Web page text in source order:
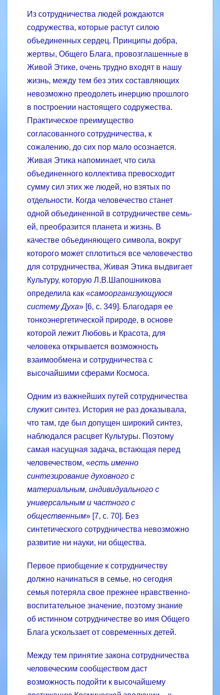
Из сотрудничества людей рождаются
содружества, которые растут силою
объединенных сердец. Принципы добра,
жертвы, Общего Блага, провозглашенные в
Живой Этике, очень трудно входят в нашу
жизнь, между тем без этих составляющих
невозможно преодолеть инерцию прошлого
в построении настоящего содружества.
Практическое преимущество
согласованного сотрудничества, к
сожалению, до сих пор мало осознается.
Живая Этика напоминает, что сила
объединенного коллектива превосходит
сумму сил этих же людей, но взятых по
отдельности. Когда человечество станет
одной объединенной в сотрудничестве семь­
ей, преобразится планета и жизнь. В
качестве объединяющего символа, вокруг
которого может сплотиться все человечество
для сотрудничества, Живая Этика выдвигает
Культуру, которую Л.В.Шапошникова
определила как «самоорганизующуюся
систему Духа» [6, с. 349]. Благодаря ее
тонкоэнергетической природе, в основе
которой лежит Любовь и Красота, для
человека открывается возможность
взаимообмена и сотрудничества с
высочайшими сферами Космоса.
Одним из важнейших путей сотрудничества
служит синтез. История не раз доказывала,
что там, где был допущен широкий синтез,
наблюдался расцвет Культуры. Поэтому
самая насущная задача, встающая перед
человечеством, «есть именно
синтезирование духовного с
материальным, индивидуального с
универсальным и частного с
общественным» [7, с. 70]. Без
синтетического сотрудничества невозможно
развитие ни науки, ни общества.
Первое приобщение к сотрудничеству
должно начинаться в семье, но сегодня
семья потеряла свое прежнее нравственно­-
воспитательное значение, поэтому знание
об истинном сотрудничестве во имя Общего
Блага ускользает от современных детей.
Между тем принятие закона сотрудничества
человеческим сообществом даст
возможность подойти к высочайшему